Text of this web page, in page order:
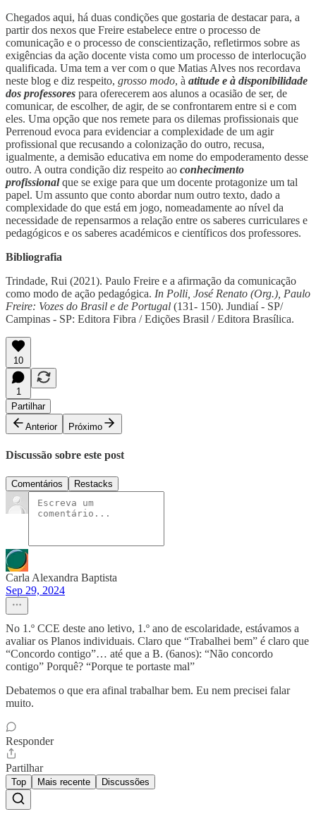
Chegados aqui, há duas condições que gostaria de destacar para, a
partir dos nexos que Freire estabelece entre o processo de
comunicação e o processo de conscientização, refletirmos sobre as
exigências da ação docente vista como um processo de interlocução
qualificada. Uma tem a ver com o que Matias Alves nos recordava
neste blog e diz respeito, grosso modo, à atitude e à disponibilidade
dos professores para oferecerem aos alunos a ocasião de ser, de
comunicar, de escolher, de agir, de se confrontarem entre si e com
eles. Uma opção que nos remete para os dilemas profissionais que
Perrenoud evoca para evidenciar a complexidade de um agir
profissional que recusando a colonização do outro, recusa,
igualmente, a demisão educativa em nome do empoderamento desse
outro. A outra condição diz respeito ao conhecimento
profissional que se exige para que um docente protagonize um tal
papel. Um assunto que conto abordar num outro texto, dado a
complexidade do que está em jogo, nomeadamente ao nível da
necessidade de repensarmos a relação entre os saberes curriculares e
pedagógicos e os saberes académicos e científicos dos professores.
Bibliografia
Trindade, Rui (2021). Paulo Freire e a afirmação da comunicação
como modo de ação pedagógica. In Polli, José Renato (Org.), Paulo
Freire: Vozes do Brasil e de Portugal (131- 150). Jundiaí - SP/
Campinas - SP: Editora Fibra / Edições Brasil / Editora Brasílica.
10
1
Partilhar
Anterior
Próximo
Discussão sobre este post
Comentários Restacks
Carla Alexandra Baptista
Sep 29, 2024
No 1.º CCE deste ano letivo, 1.º ano de escolaridade, estávamos a
avaliar os Planos individuais. Claro que “Trabalhei bem” é claro que
“Concordo contigo”… até que a B. (6anos): “Não concordo
contigo” Porquê? “Porque te portaste mal”
Debatemos o que era afinal trabalhar bem. Eu nem precisei falar
muito.
Responder
Partilhar
Top Mais recente Discussões